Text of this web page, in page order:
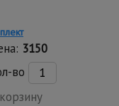
3150
во